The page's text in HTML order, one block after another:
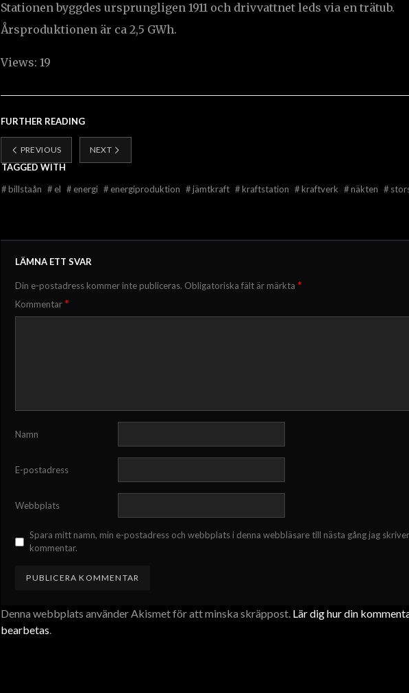
Stationen byggdes ursprungligen 1911 och drivvattnet leds via en trätub.
Årsproduktionen är ca 2,5 GWh.
Views: 19
FURTHER READING
PREVIOUS NEXT
TAGGED WITH
#billstaån # el # energi # energiproduktion #jämtkraft #kraftstation #kraftverk #näkten #
LÄMNA ETT SVAR
Din e-postadress kommer inte publiceras. Obligatoriska fält är märkta *
Kommentar *
Namn
E-postadress
Webbplats
Spara mitt namn, min e-postadress och webbplats i denna webbläsare till nästa gång jag
kommentar.
Denna webbplats använder Akismet för att minska skräppost. Lär dig hur din
bearbetas